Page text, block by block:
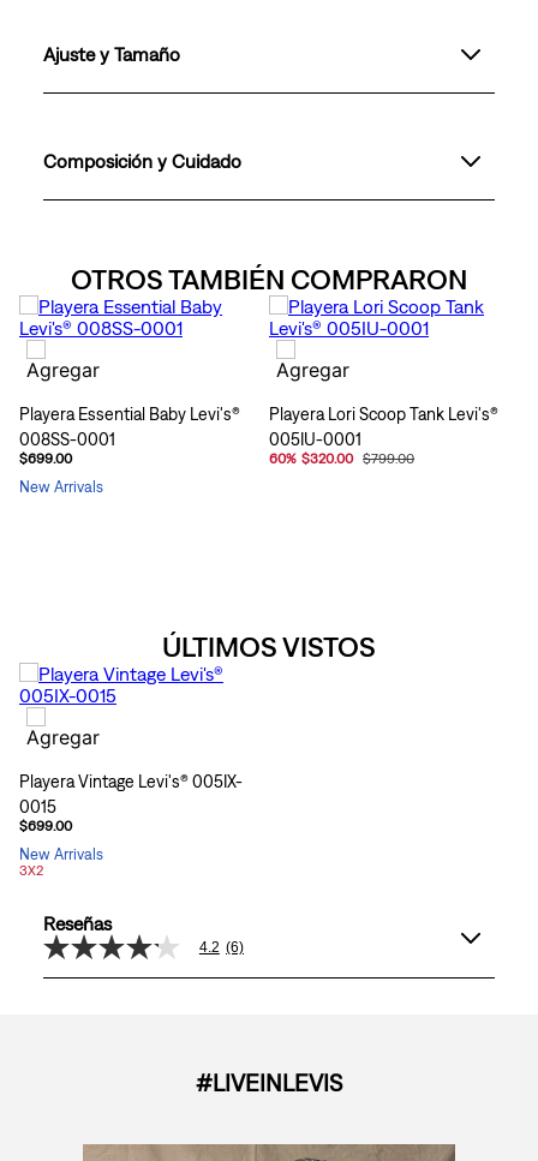
Ajuste y Tamaño
Composición y Cuidado
OTROS TAMBIÉN COMPRARON
Playera Essential Baby Levi's®
008SS-0001
$699.00
New Arrivals
Playera Lori Scoop Tank Levi's®
005IU-0001
60% $320.00 $799.00
ÚLTIMOS VISTOS
Playera Vintage Levi's® 005IX-
0015
$699.00
New Arrivals
3X2
Reseñas
4.2
de
Reviews.
4.2 (6)
#LIVEINLEVIS